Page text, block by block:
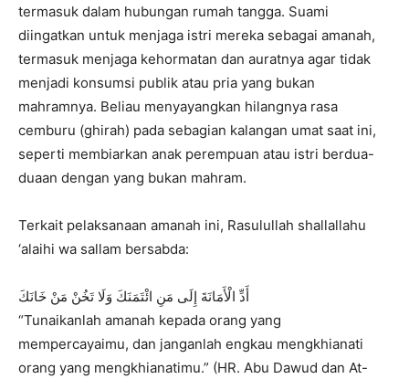
termasuk dalam hubungan rumah tangga. Suami
diingatkan untuk menjaga istri mereka sebagai amanah,
termasuk menjaga kehormatan dan auratnya agar tidak
menjadi konsumsi publik atau pria yang bukan
mahramnya. Beliau menyayangkan hilangnya rasa
cemburu (ghirah) pada sebagian kalangan umat saat ini,
seperti membiarkan anak perempuan atau istri berdua-
duaan dengan yang bukan mahram.
Terkait pelaksanaan amanah ini, Rasulullah shallallahu
‘alaihi wa sallam bersabda:
أَدِّ الْأَمَانَةَ إِلَى مَنِ ائْتَمَنَكَ وَلَا تَخُنْ مَنْ خَانَكَ
“Tunaikanlah amanah kepada orang yang
mempercayaimu, dan janganlah engkau mengkhianati
orang yang mengkhianatimu.” (HR. Abu Dawud dan At-